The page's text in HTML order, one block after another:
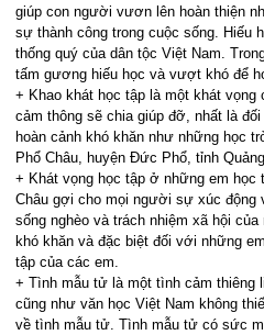
giúp con người vươn lên hoàn thiện
sự thành công trong cuộc sống. Hiếu
thống quý của dân tộc Việt Nam.
tấm gương hiếu học và vượt khó để
+ Khao khát học tập là một khát vọng
cảm thông sẽ chia giúp đỡ, nhất là
hoàn cảnh khó khăn như những học
Phổ Châu, huyện Đức Phổ, tỉnh Quảng
+ Khát vọng học tập ở những em học
Châu gợi cho mọi người sự xúc động
sống nghèo và trách nhiệm xã hội
khó khăn và đặc biệt đối với những
tập của các em.
+ Tình mẫu tử là một tình cảm thiêng
cũng như văn học Việt Nam không
về tình mẫu tử. Tình mẫu tử có sức